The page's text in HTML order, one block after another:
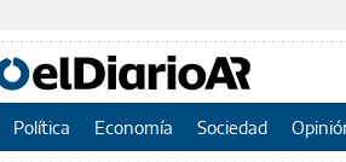
Política Economía Sociedad